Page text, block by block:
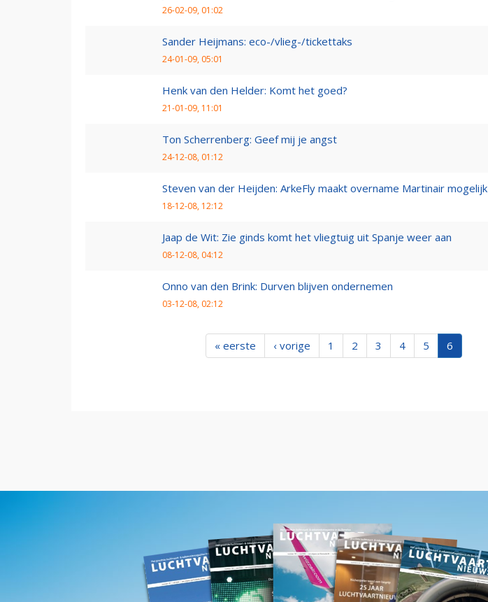
26-02-09, 01:02
Sander Heijmans: eco-/vlieg-/tickettaks
24-01-09, 05:01
Henk van den Helder: Komt het goed?
21-01-09, 11:01
Ton Scherrenberg: Geef mij je angst
24-12-08, 01:12
Steven van der Heijden: ArkeFly maakt overname Martinair mogelijk
18-12-08, 12:12
Jaap de Wit: Zie ginds komt het vliegtuig uit Spanje weer aan
08-12-08, 04:12
Onno van den Brink: Durven blijven ondernemen
03-12-08, 02:12
« eerste ‹ vorige 1 2 3 4 5 6